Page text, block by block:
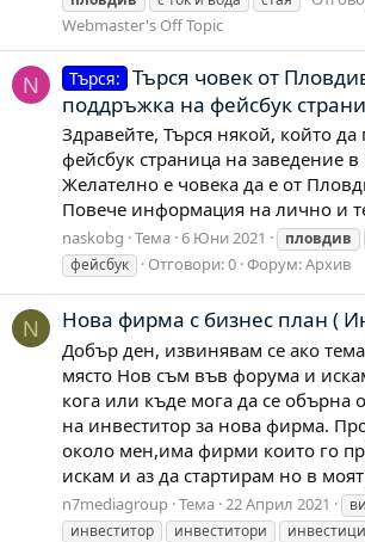
Webmaster's Off Topic
N Търся: Търся човек от
поддръжка на фейсбук
Здравейте, Търся някой, който
фейсбук страница на заведение
Желателно е човека да е от
Повече информация на лично и
naskobg Тема 6 Юни 2021 пловдив
фейсбук
Отговори: 0 Форум:Архив
N Нова фирма с бизнес план (
Добър ден, извинявам се ако
място Нов съм във форума и
кога или къде мога да се обърна
на инвеститор за нова фирма.
около мен,има фирми които го
искам и аз да стартирам но в
n7mediagroup Тема 22 Април 2021
инвеститор
инвеститори